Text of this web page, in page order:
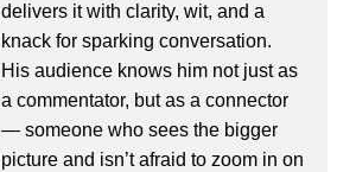
delivers it with clarity, wit, and a
knack for sparking conversation.
His audience knows him not just as
a commentator, but as a connector
— someone who sees the bigger
picture and isn’t afraid to zoom in on